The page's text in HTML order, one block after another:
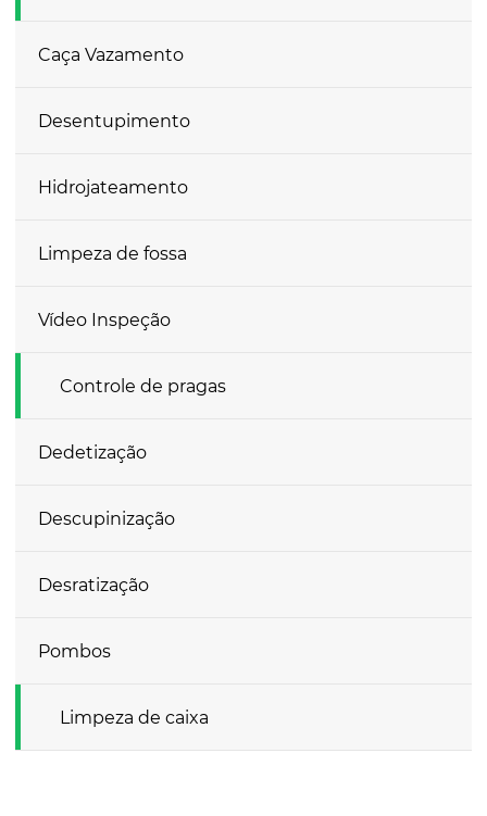
Caça Vazamento
Desentupimento
Hidrojateamento
Limpeza de fossa
Vídeo Inspeção
Controle de pragas
Dedetização
Descupinização
Desratização
Pombos
Limpeza de caixa